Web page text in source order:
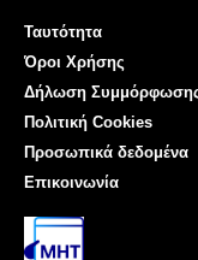
Ταυτότητα
Όροι Χρήσης
Δήλωση
Πολιτική Cookies
Προσωπικά δεδομένα
Επικοινωνία